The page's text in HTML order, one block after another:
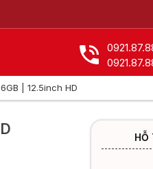
| 12.5inch HD
HỖ